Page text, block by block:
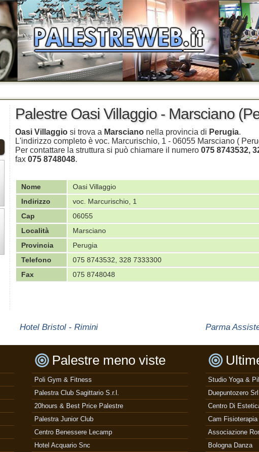
Palestre Oasi Villaggio - Marsciano
Oasi Villaggio si trova a Marsciano nella provincia di Perugia.
L'indirizzo completo è voc. Marcurischio, 1 - 06055 Marsciano (
Per contattare la struttura si può chiamare il numero 075 8743532,
fax 075 8748048.
Nome
Oasi Villaggio
Indirizzo
voc. Marcurischio, 1
Cap
06055
Località
Marsciano
Provincia
Perugia
Telefono
075 8743532, 328 7333300
Fax
075 8748048
Hotel Bristol - Rimini Parma
Palestre meno viste
Poli Gym & Fitness
Palestra Club Sagittario S.r.l.
20hours & Best Price Palestre
Palestra Junior Club
Centro Benessere Lecamp
Hotel Acquario Snc
Studio Yoga &
Duepuntozero Srl
Centro Di
Cam
Associazione
Bologna Danza